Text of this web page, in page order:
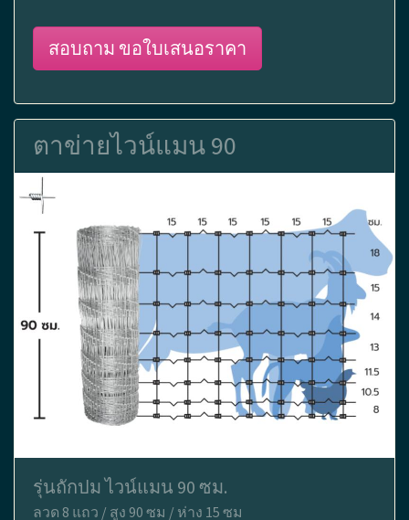
สอบถาม ขอใบเสนอราคา
ตาข่ายไวน์แมน 90
รุ่นถักปม ไวน์แมน 90 ซม.
ลวด 8 แถว / สูง 90 ซม / ห่าง 15 ซม